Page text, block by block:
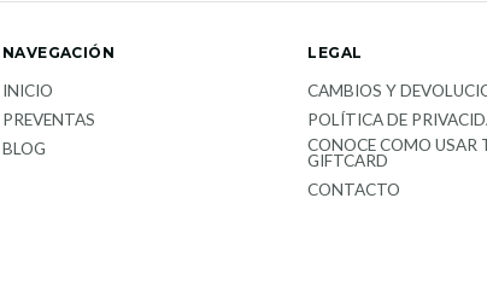
NAVEGACIÓN
INICIO
PREVENTAS
BLOG
LEGAL
CAMBIOS Y
POLÍTICA DE
CONOCE COMO USAR
GIFTCARD
CONTACTO